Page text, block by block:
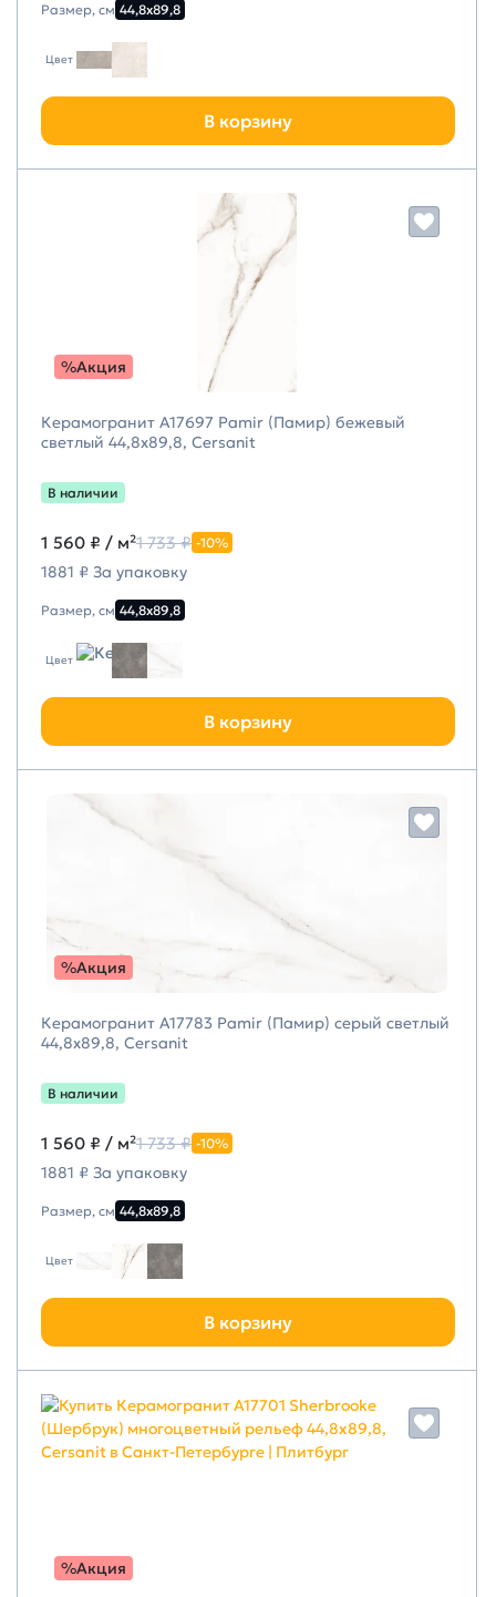
Размер, см 44,8х89,8
Цвет
В корзину
%Акция
Керамогранит A17697 Pamir (Памир) бежевый
светлый 44,8х89,8, Cersanit
В наличии
1 560 ₽ / м²1 733 ₽ -10%
1881 ₽ За упаковку
Размер, см 44,8х89,8
Цвет
В корзину
%Акция
Керамогранит A17783 Pamir (Памир) серый светлый
44,8х89,8, Cersanit
В наличии
1 560 ₽ / м²1 733 ₽ -10%
1881 ₽ За упаковку
Размер, см 44,8х89,8
Цвет
В корзину
%Акция